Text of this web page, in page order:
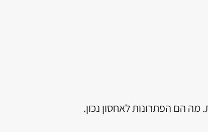
הם הפתרונות לאחסון נכון.